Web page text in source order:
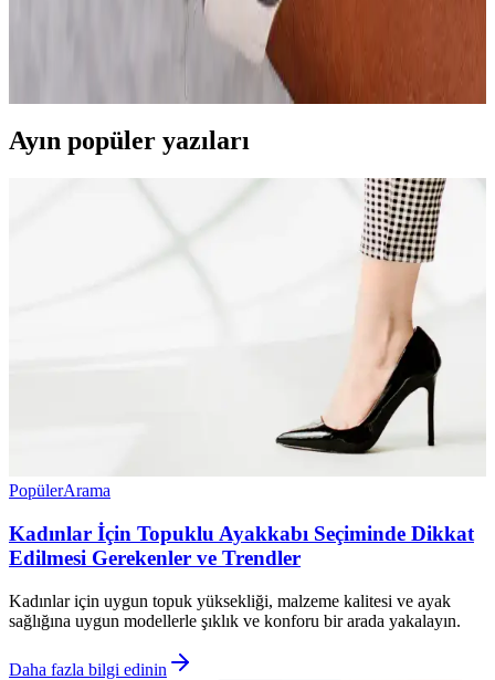
Apple Watch Series 10'un 42mm ve 46mm modelleri, boyut ve
kullanım deneyimi açısından farklılık gösterir. Hafif ve kompakt
olan 42mm, günlük kullanımda rahatlık sağlarken, 46mm büyük
ekranıyla detaylı sağlık ve spor takibi sunar.
Ayın popüler yazıları
PopülerArama
Kadınlar İçin Topuklu Ayakkabı Seçiminde Dikkat
Edilmesi Gerekenler ve Trendler
Kadınlar için uygun topuk yüksekliği, malzeme kalitesi ve ayak
sağlığına uygun modellerle şıklık ve konforu bir arada yakalayın.
Daha fazla bilgi edinin